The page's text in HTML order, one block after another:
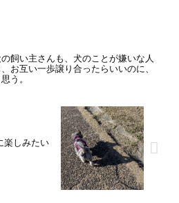
飼い主さんも、犬のことが嫌いな人
、お互い一歩譲り合ったらいいのに、
う。
楽しみたい